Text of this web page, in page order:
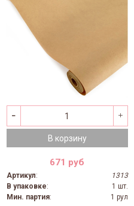
В корзину
671 руб
Артикул:
1313
В упаковке:
1 шт.
Мин. партия:
1 рул